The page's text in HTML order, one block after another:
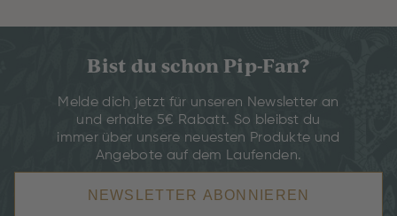
Bist du schon Pip-Fan?
Melde dich jetzt für unseren Newsletter an
und erhalte 5€ Rabatt. So bleibst du
immer über unsere neuesten Produkte und
Angebote auf dem Laufenden.
NEWSLETTER ABONNIEREN